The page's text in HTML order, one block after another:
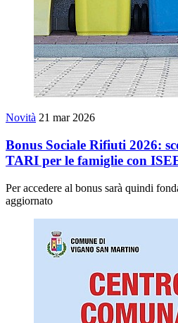
Novità 21 mar 2026
Bonus Sociale Rifiuti 2026:
TARI per le famiglie con
Per accedere al bonus sarà quindi
aggiornato